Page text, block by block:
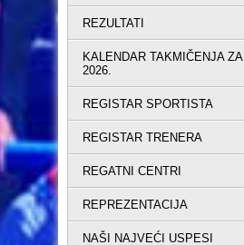
REZULTATI
KALENDAR TAKMIČENJA ZA
2026.
REGISTAR SPORTISTA
REGISTAR TRENERA
REGATNI CENTRI
REPREZENTACIJA
NAŠI NAJVEĆI USPESI